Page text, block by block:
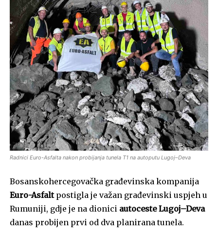
Radnici Euro-Asfalta nakon probijanja tunela T1 na autoputu Lugoj–Deva
Bosanskohercegovačka građevinska kompanija
Euro-Asfaltpostigla je važan građevinski uspjeh u
Rumuniji, gdje je na dionici autoceste Lugoj–Deva
danas probijen prvi od dva planirana tunela.